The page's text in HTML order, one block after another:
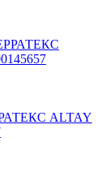
ALTAY